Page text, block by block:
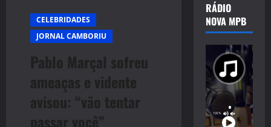
CELEBRIDADES
JORNAL CAMBORIU
Pablo Marçal sofreu
ameaças e vidente
avisou: “vão tentar
passar você”
RÁDIO
NOVA MPB